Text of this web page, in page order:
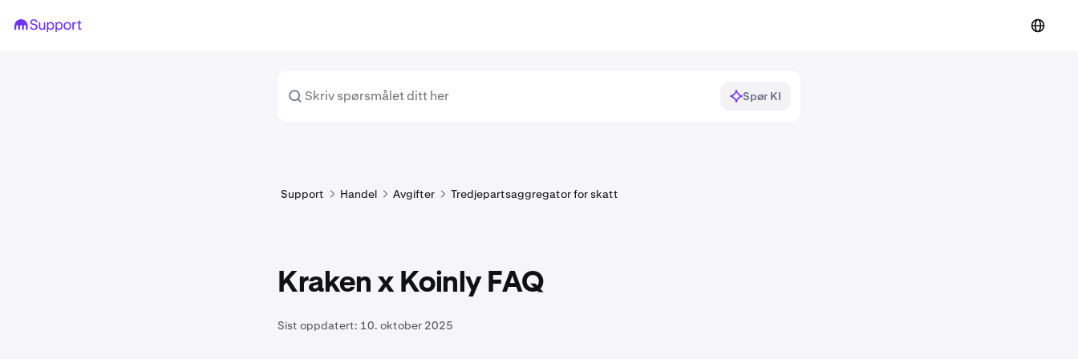
Spør KI
Support Handel Avgifter Tredjepartsaggregator for skatt
Kraken x Koinly FAQ
Sist oppdatert: 10. oktober 2025